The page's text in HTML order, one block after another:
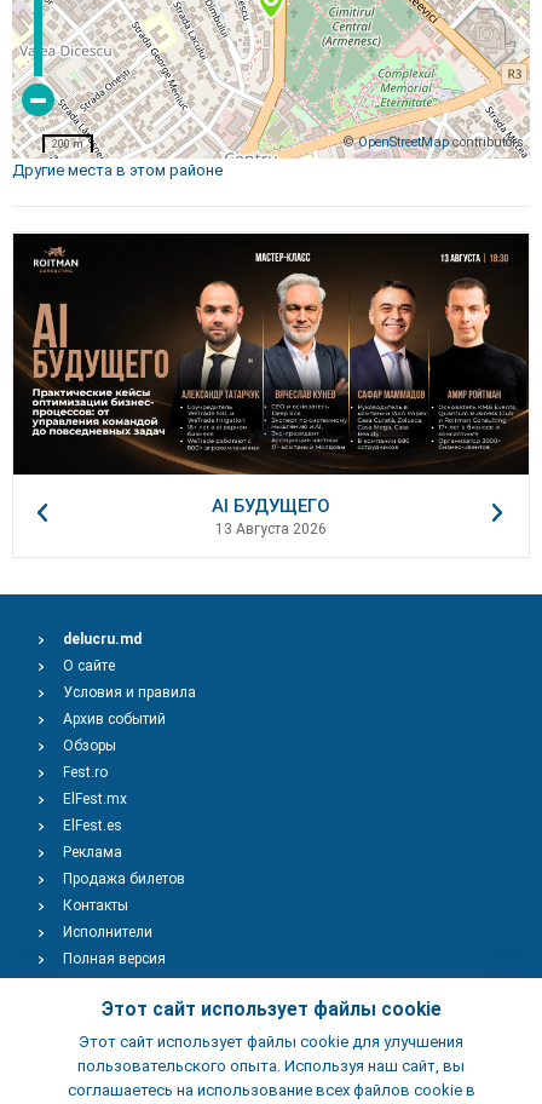
©OpenStreetMapcontributors
200 m
Другие места в этом районе
AI БУДУЩЕГО
13 Августа 2026
Этот сайт использует файлы cookie
Этот сайт использует файлы cookie для улучшения
пользовательского опыта. Используя наш сайт, вы
соглашаетесь на использование всех файлов cookie в
delucru.md
О сайте
Условия и правила
Архив событий
Обзоры
Fest.ro
ElFest.mx
ElFest.es
Реклама
Продажа билетов
Контакты
Исполнители
Полная версия
Добавить Событие